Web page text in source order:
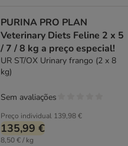
PURINA PRO PLAN
Veterinary Diets Feline 2 x 5
/ 7 / 8 kg a preço especial!
UR ST/OX Urinary frango (2 x 8
kg)
Preço individual 139,98 €
135,99 €
8,50 € / kg
Sem avaliações